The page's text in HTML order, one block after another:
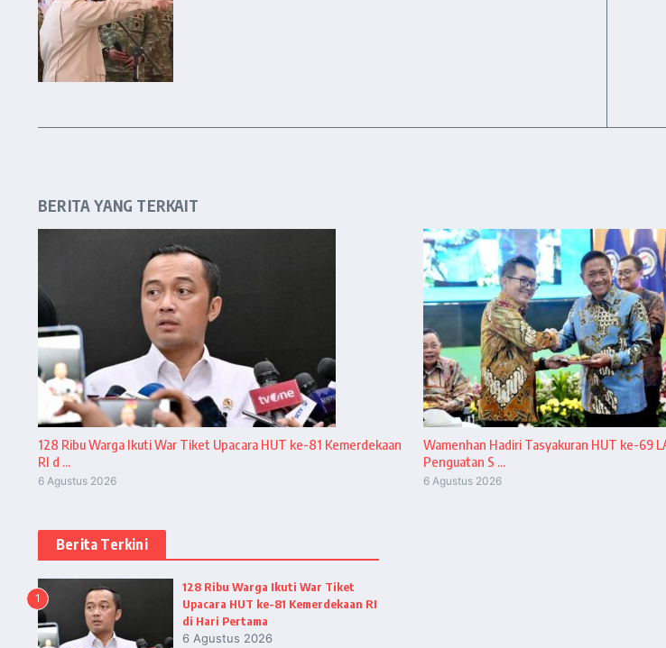
BERITA YANG TERKAIT
128 Ribu Warga Ikuti War Tiket Upacara HUT ke-81 Kemerdekaan
RI d ...
6 Agustus 2026
Wamenhan Hadiri Tasyakuran HUT ke-69
Penguatan S ...
6 Agustus 2026
Berita Terkini
1
128 Ribu Warga Ikuti War Tiket
Upacara HUT ke-81 Kemerdekaan RI
di Hari Pertama
6 Agustus 2026